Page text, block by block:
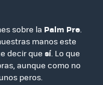
sobre la Palm Pre.
manos este
decir que sí. Lo que
aunque como no
peros.